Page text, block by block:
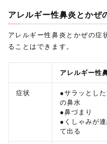
アレルギー性鼻炎とかぜ
アレルギー性鼻炎とかぜの症
ることはできます。
アレルギー性
症状
●サラッとした
の鼻水
●鼻づまり
●くしゃみが連
て出る